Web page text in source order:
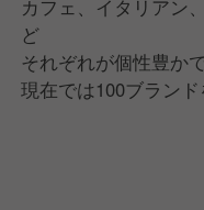
11、事業部長
12、経営企画
カフェ、イタリアン
ど
それぞれが個性豊か
現在では100ブランド
食材、見栄え、価